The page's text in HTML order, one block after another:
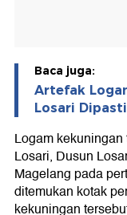
Baca juga:
Artefak
Losari
Logam
Losari, Dusun
Magelang pada
ditemukan kotak
kekuningan